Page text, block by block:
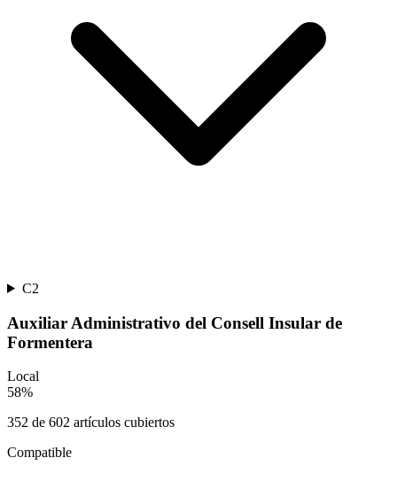
C2
Auxiliar Administrativo del Consell Insular de
Formentera
Local
58%
352 de 602 artículos cubiertos
Compatible